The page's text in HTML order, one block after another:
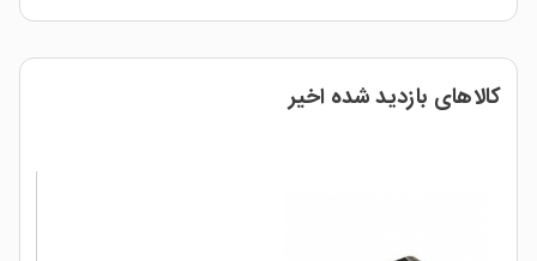
کالاهای بازدید شده اخیر